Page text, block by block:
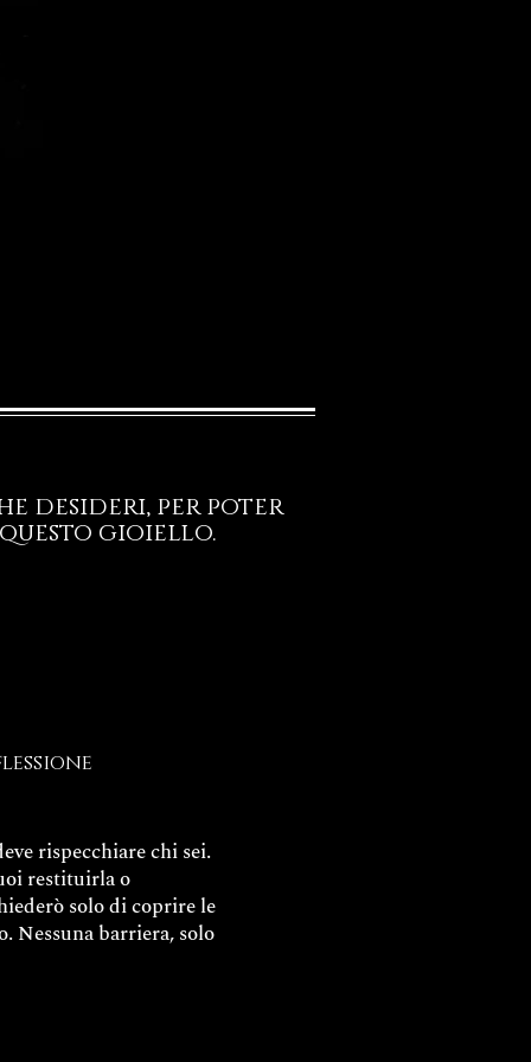
desideri, per poter
gioiello.
rispecchiare chi sei.
restituirla o
solo di coprire le
Nessuna barriera, solo